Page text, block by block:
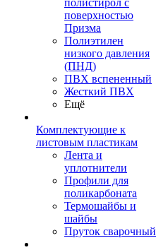
полистирол с
поверхностью
Призма
Полиэтилен
низкого давления
(ПНД)
ПВХ вспененный
Жесткий ПВХ
Ещё
Комплектующие к
листовым пластикам
Лента и
уплотнители
Профили для
поликарбоната
Термошайбы и
шайбы
Пруток сварочный